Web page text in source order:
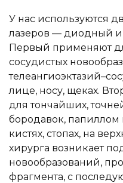
У нас используются
лазеров — диодный и
Первый применяют
сосудистых
лице, носу, щеках.
для тончайших,
бородавок,
кистях, стопах, на
хирурга возникает
новообразований,
фрагмента, с